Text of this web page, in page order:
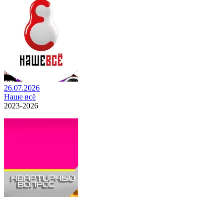
26.07.2026
Наше всё
2023-2026